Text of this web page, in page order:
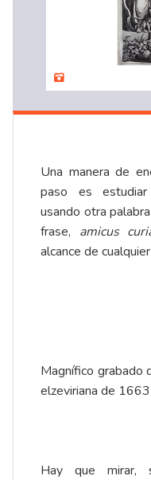
Una manera de
paso es estudiar
usando otra
frase, amicus
alcance de
Magnífico grabado
elzeviriana de
Hay que mirar,